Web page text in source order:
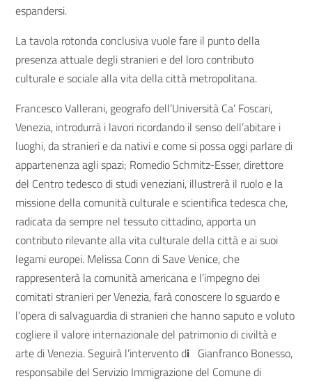
espandersi.
La tavola rotonda conclusiva vuole fare il punto della
presenza attuale degli stranieri e del loro contributo
culturale e sociale alla vita della città metropolitana.
Francesco Vallerani, geografo dell’Università Ca’ Foscari,
Venezia, introdurrà i lavori ricordando il senso dell’abitare i
luoghi, da stranieri e da nativi e come si possa oggi parlare di
appartenenza agli spazi; Romedio Schmitz-Esser, direttore
del Centro tedesco di studi veneziani, illustrerà il ruolo e la
missione della comunità culturale e scientifica tedesca che,
radicata da sempre nel tessuto cittadino, apporta un
contributo rilevante alla vita culturale della città e ai suoi
legami europei. Melissa Conn di Save Venice, che
rappresenterà la comunità americana e l’impegno dei
comitati stranieri per Venezia, farà conoscere lo sguardo e
l’opera di salvaguardia di stranieri che hanno saputo e voluto
cogliere il valore internazionale del patrimonio di civiltà e
arte di Venezia. Seguirà l’intervento di Gianfranco Bonesso,
responsabile del Servizio Immigrazione del Comune di